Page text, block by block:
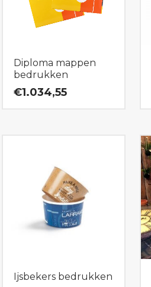
Diploma mappen
bedrukken
€1.034,55
Ijsbekers bedrukken